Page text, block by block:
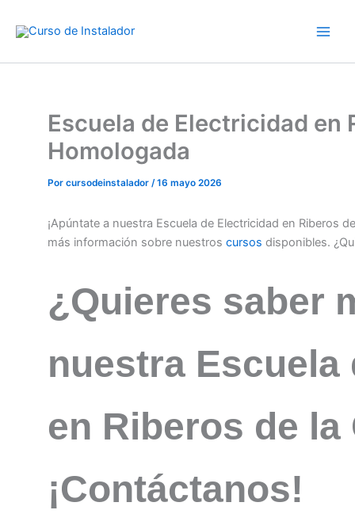
Escuela de Electricidad en
Homologada
Por cursodeinstalador /16 mayo 2026
¡Apúntate a nuestra Escuela de Electricidad en Riberos
más información sobre nuestros cursos disponibles.
¿Quieres saber
nuestra
en Riberos de la
¡Contáctanos!